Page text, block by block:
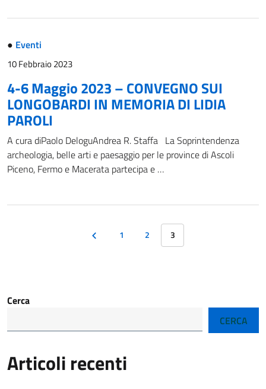
● Eventi
10 Febbraio 2023
4-6 Maggio 2023 – CONVEGNO SUI
LONGOBARDI IN MEMORIA DI LIDIA
PAROLI
A cura diPaolo DeloguAndrea R. Staffa La Soprintendenza
archeologia, belle arti e paesaggio per le province di Ascoli
Piceno, Fermo e Macerata partecipa e …
1 2 3
Cerca
CERCA
Articoli recenti